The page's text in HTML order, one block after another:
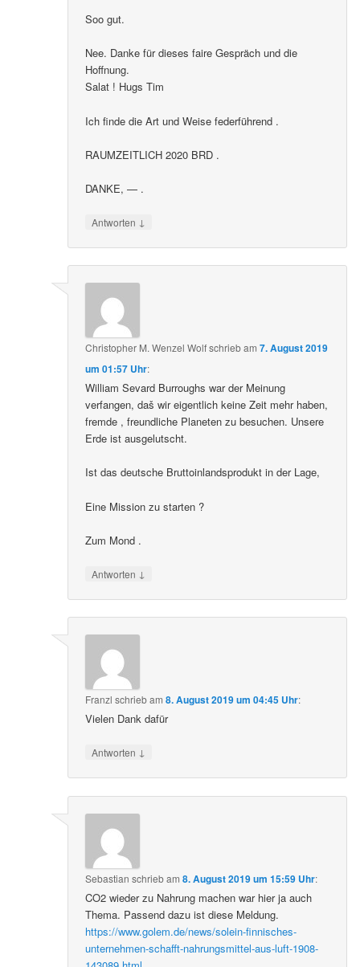
Soo gut.
Nee. Danke für dieses faire Gespräch und die
Hoffnung.
Salat ! Hugs Tim
Ich finde die Art und Weise federführend .
RAUMZEITLICH 2020 BRD .
DANKE, — .
Antworten ↓
Christopher M. Wenzel Wolfschriebam7. August 2019
um 01:57 Uhr:
William Sevard Burroughs war der Meinung
verfangen, daš wir eigentlich keine Zeit mehr haben,
fremde , freundliche Planeten zu besuchen. Unsere
Erde ist ausgelutscht.
Ist das deutsche Bruttoinlandsprodukt in der Lage,
Eine Mission zu starten ?
Zum Mond .
Antworten ↓
Franzl schriebam8. August 2019 um 04:45 Uhr:
Vielen Dank dafür
Antworten ↓
Sebastian schriebam8. August 2019 um 15:59 Uhr:
CO2 wieder zu Nahrung machen war hier ja auch
Thema. Passend dazu ist diese Meldung.
https://www.golem.de/news/solein-finnisches-
unternehmen-schafft-nahrungsmittel-aus-luft-1908-